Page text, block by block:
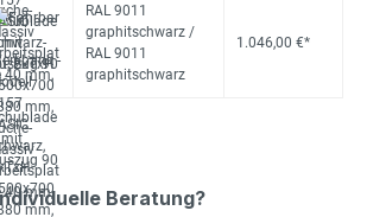
RAL 9011
graphitschwarz /
RAL 9011
graphitschwarz
1.046,00 €*
Beratung?